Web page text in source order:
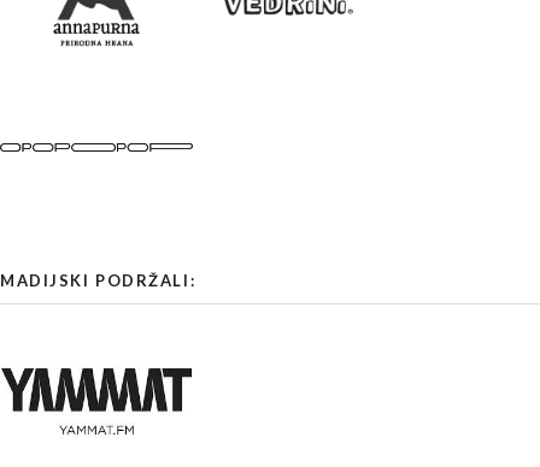
MADIJSKI PODRŽALI: